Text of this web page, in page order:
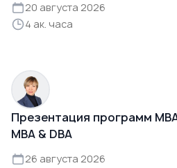
20 августа 2026
4 ак. часа
Презентация программ
MBA & DBA
26 августа 2026